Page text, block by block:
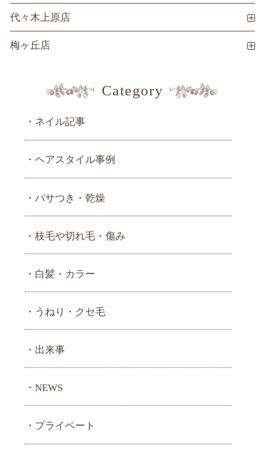
代々木上原店
梅ヶ丘店
Category
ネイル記事
ヘアスタイル事例
パサつき・乾燥
枝毛や切れ毛・傷み
白髪・カラー
うねり・ クセ毛
出来事
NEWS
プライベート